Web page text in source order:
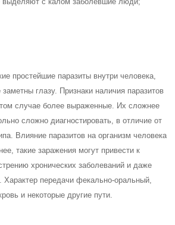
простейшие паразиты внутри человека,
глазу. Признаки наличия паразитов
случае более выраженные. Их сложнее
сложно диагностировать, в отличие от
Влияние паразитов на организм человека
такие заражения могут привести к
хронических заболеваний и даже
Характер передачи фекально-оральный,
и некоторые другие пути.